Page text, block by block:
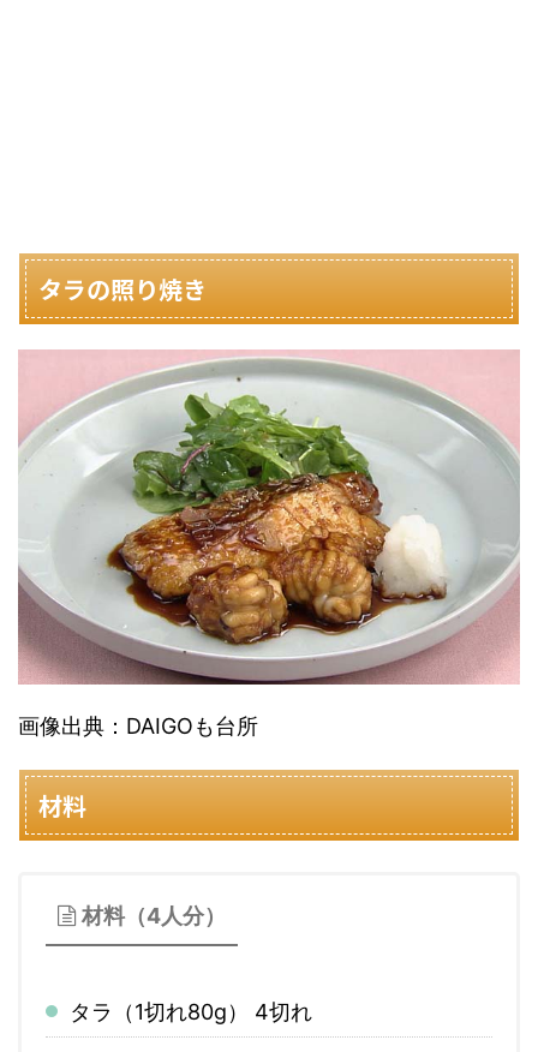
タラの照り焼き
画像出典：DAIGOも台所
材料
材料（4人分）
タラ（1切れ80g） 4切れ